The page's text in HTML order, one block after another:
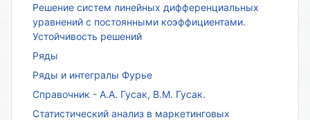
Решение систем линейных дифференциальных
уравнений с постоянными коэффициентами.
Устойчивость решений
Ряды
Ряды и интегралы Фурье
Справочник - А.А. Гусак, В.М. Гусак.
Статистический анализ в маркетинговых